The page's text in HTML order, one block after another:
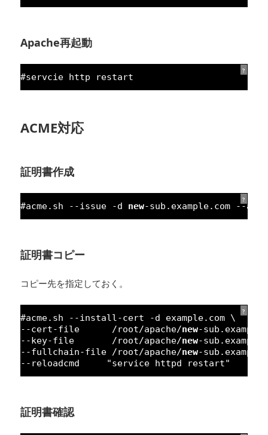
Apache再起動
?
#servcie http restart
ACME対応
証明書作成
?
#acme.sh --issue -d new-sub.example.com --
証明書コピー
コピー先を指定しておく。
?
#acme.sh --install-cert -d example.com \
--cert-file      /root/apache/new-
--key-file       /root/apache/new-
--fullchain-file /root/apache/new-
--reloadcmd "service httpd restart"
証明書確認